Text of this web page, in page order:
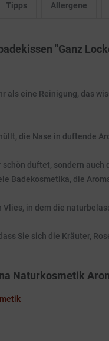
Tipps Allergene
"Ganz
als eine Reinigung, das
die Nase in duftende
schön duftet, sondern
Badekosmetika, die
in dem die
Sie sich die Kräuter,
Naturkosmetik